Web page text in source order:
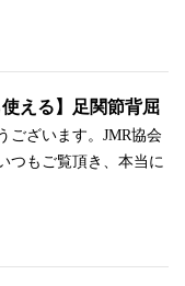
使える】足関節背屈
ございます。JMR協会
つもご覧頂き、本当に